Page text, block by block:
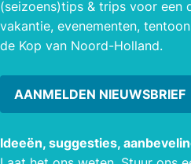
(seizoens)tips & trips voor een
vakantie, evenementen,
de Kop van Noord-Holland.
AANMELDEN NIEUWSBRIEF
Ideeën, suggesties,